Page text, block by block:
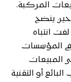
المركبة.
ينضج
انتباه
المؤسسات
المبيعات
أو التقنية